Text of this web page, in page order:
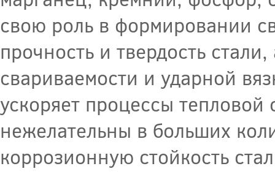
свою роль в формировании
прочность и твердость
свариваемости и ударной
ускоряет процессы
нежелательны в больших
коррозионную стойкость